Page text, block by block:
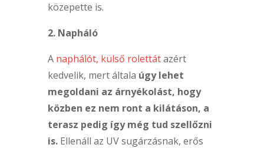
közepette is.
2. Napháló
A naphálót, külső rolettátazért
kedvelik, mert általa úgy lehet
megoldani az árnyékolást, hogy
közben ez nem ront a kilátáson, a
terasz pedig így még tud szellőzni
is. Ellenáll az UV sugárzásnak, erős